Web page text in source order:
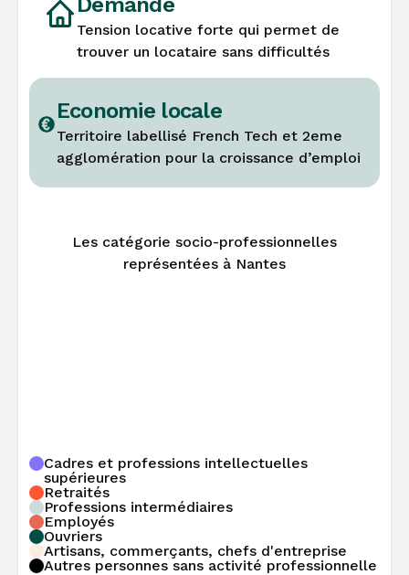
Tension locative forte qui permet de
trouver un locataire sans difficultés
Economie locale
Territoire labellisé French Tech et 2eme
agglomération pour la croissance d’emploi
Les catégorie socio-professionnelles
représentées à Nantes
Cadres et professions intellectuelles
supérieures
Retraités
Professions intermédiaires
Employés
Ouvriers
Artisans, commerçants, chefs d'entreprise
Autres personnes sans activité professionnelle